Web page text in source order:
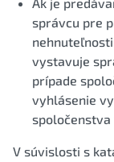
správcu pre
vystavuje
prípade
vyhlásenie
V súvislosti s